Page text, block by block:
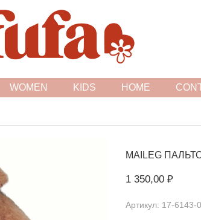
FAMILY STORE
WOMEN KIDS HOME
MAILEG
1 350,00 ₽
Артикул: 17-6143-